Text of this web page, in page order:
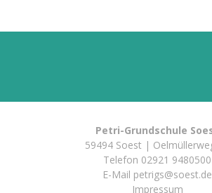
-- Schulferien
-- Bildungsregion Kreis Soest
Petri-Grundschule
59494 Soest |
Telefon 02921 9480500
E-Mail petrigs@soest.de
Impressum